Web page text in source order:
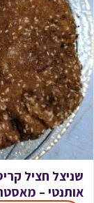
שניצל חציל
אותנטי –